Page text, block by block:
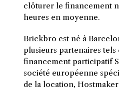
clôturer le financement
heures en moyenne.
Brickbro est né à
plusieurs partenaires
financement participatif
société européenne
de la location,